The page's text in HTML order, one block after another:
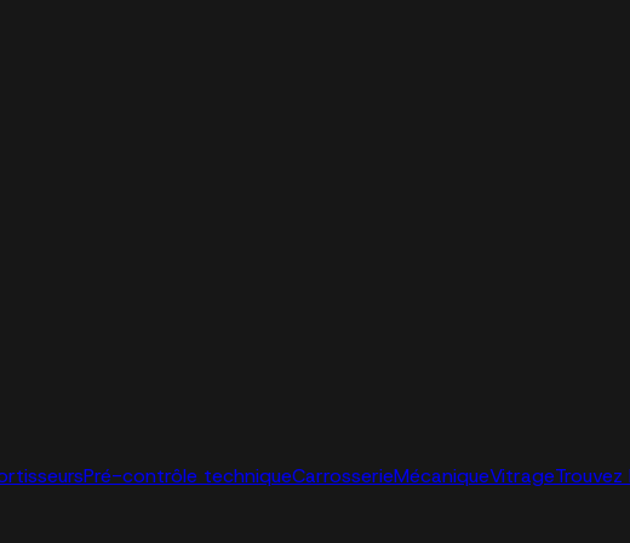
Pré-contrôle techniqueCarrosserieMécaniqueVitrage